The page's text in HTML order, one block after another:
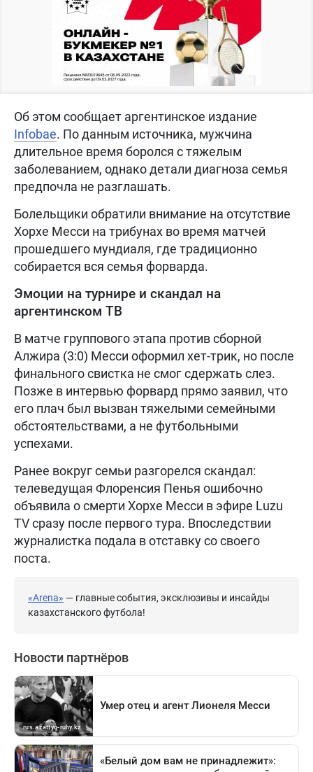
Об этом сообщает аргентинское издание
Infobae. По данным источника, мужчина
длительное время боролся с тяжелым
заболеванием, однако детали диагноза семья
предпочла не разглашать.
Болельщики обратили внимание на отсутствие
Хорхе Месси на трибунах во время матчей
прошедшего мундиаля, где традиционно
собирается вся семья форварда.
Эмоции на турнире и скандал на
аргентинском ТВ
В матче группового этапа против сборной
Алжира (3:0) Месси оформил хет-трик, но после
финального свистка не смог сдержать слез.
Позже в интервью форвард прямо заявил, что
его плач был вызван тяжелыми семейными
обстоятельствами, а не футбольными
успехами.
Ранее вокруг семьи разгорелся скандал:
телеведущая Флоренсия Пенья ошибочно
объявила о смерти Хорхе Месси в эфире Luzu
TV сразу после первого тура. Впоследствии
журналистка подала в отставку со своего
поста.
«Arena» — главные события, эксклюзивы и инсайды
казахстанского футбола!